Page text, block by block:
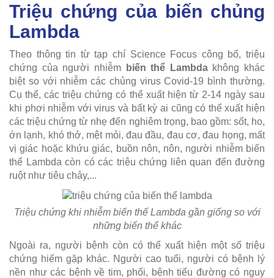
Triệu chứng của biến chủng
Lambda
Theo thông tin từ tạp chí Science Focus công bố, triệu
chứng của người nhiễm
biến thể Lambdakhông khác
biệt so với nhiễm các chủng virus Covid-19 bình thường.
Cụ thể, các triệu chứng có thể xuất hiện từ 2-14 ngày sau
khi phơi nhiễm với virus và bất kỳ ai cũng có thể xuất hiện
các triệu chứng từ nhẹ đến nghiêm trọng, bao gồm: sốt, ho,
ớn lạnh, khó thở, mệt mỏi, đau đầu, đau cơ, đau họng, mất
vị giác hoặc khứu giác, buồn nôn, nôn, người nhiễm biến
thể Lambda còn có các triệu chứng liên quan đến đường
ruột như tiêu chảy,...
Triệu chứng khi nhiễm biến thể Lambda gần giống so với
những biến thể khác
Ngoài ra, người bệnh còn có thể xuất hiện một số triệu
chứng hiếm gặp khác. Người cao tuổi, người có bệnh lý
nền như các bệnh về tim, phổi, bệnh tiểu đường có nguy